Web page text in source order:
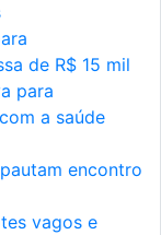
de R$ 15 mil
para
a saúde
encontro
vagos e